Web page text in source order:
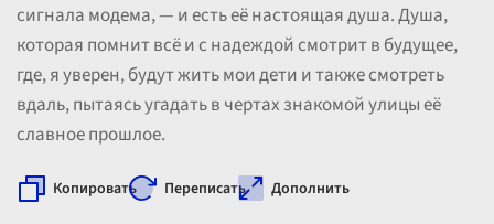
сигнала модема, — и есть её настоящая душа. Душа,
которая помнит всё и с надеждой смотрит в будущее,
где, я уверен, будут жить мои дети и также смотреть
вдаль, пытаясь угадать в чертах знакомой улицы её
славное прошлое.
Копировать Переписать Дополнить